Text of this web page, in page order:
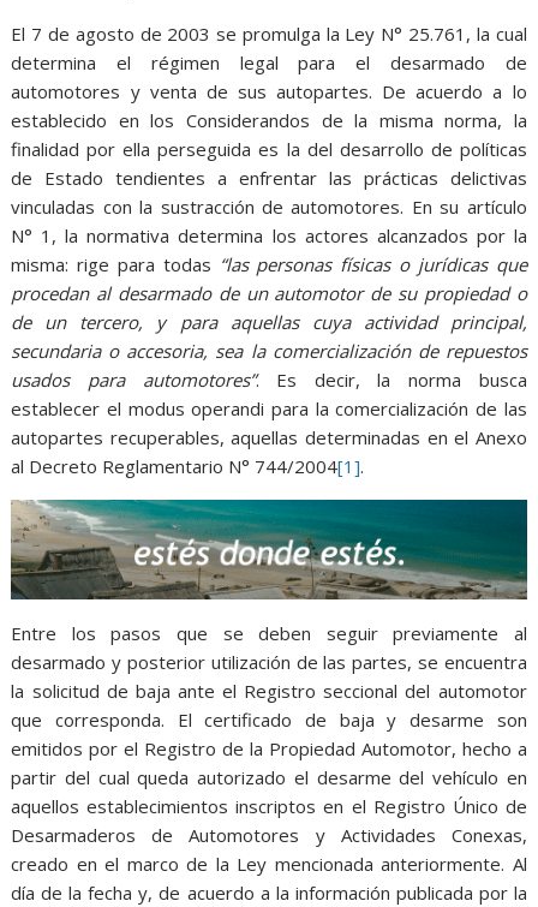
El 7 de agosto de 2003 se promulga la Ley N° 25.761, la cual
determina el régimen legal para el desarmado de
automotores y venta de sus autopartes. De acuerdo a lo
establecido en los Considerandos de la misma norma, la
finalidad por ella perseguida es la del desarrollo de políticas
de Estado tendientes a enfrentar las prácticas delictivas
vinculadas con la sustracción de automotores. En su artículo
N° 1, la normativa determina los actores alcanzados por la
misma: rige para todas “las personas físicas o jurídicas que
procedan al desarmado de un automotor de su propiedad o
de un tercero, y para aquellas cuya actividad principal,
secundaria o accesoria, sea la comercialización de repuestos
usados para automotores”. Es decir, la norma busca
establecer el modus operandi para la comercialización de las
autopartes recuperables, aquellas determinadas en el Anexo
al Decreto Reglamentario N° 744/2004[1].
Entre los pasos que se deben seguir previamente al
desarmado y posterior utilización de las partes, se encuentra
la solicitud de baja ante el Registro seccional del automotor
que corresponda. El certificado de baja y desarme son
emitidos por el Registro de la Propiedad Automotor, hecho a
partir del cual queda autorizado el desarme del vehículo en
aquellos establecimientos inscriptos en el Registro Único de
Desarmaderos de Automotores y Actividades Conexas,
creado en el marco de la Ley mencionada anteriormente. Al
día de la fecha y, de acuerdo a la información publicada por la